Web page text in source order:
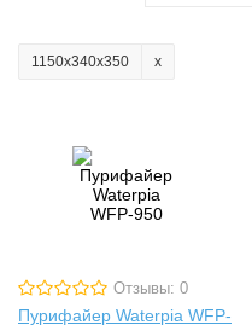
1150х340х350
Отзывы: 0
Пурифайер Waterpia WFP-